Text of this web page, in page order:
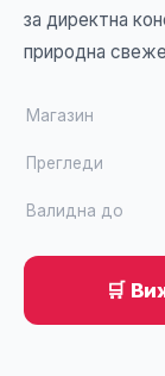
за директна
природна
Магазин
Прегледи
Валидна до
🛒